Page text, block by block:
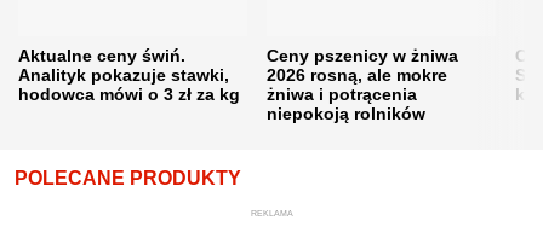
Aktualne ceny świń.
Analityk pokazuje stawki,
hodowca mówi o 3 zł za kg
Ceny pszenicy w żniwa
2026 rosną, ale mokre
żniwa i potrącenia
niepokoją rolników
POLECANE PRODUKTY
REKLAMA